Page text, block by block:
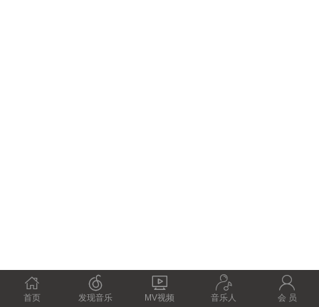

首页

发现音乐

MV视频

音乐人

会 员